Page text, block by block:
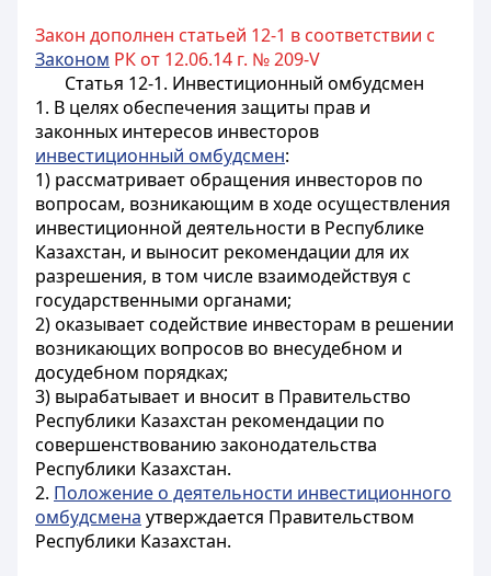
Закон дополнен статьей 12-1 в соответствии с
Законом РК от 12.06.14 г. № 209-V
Статья 12-1. Инвестиционный омбудсмен
1. В целях обеспечения защиты прав и
законных интересов инвесторов
инвестиционный омбудсмен:
1) рассматривает обращения инвесторов по
вопросам, возникающим в ходе осуществления
инвестиционной деятельности в Республике
Казахстан, и выносит рекомендации для их
разрешения, в том числе взаимодействуя с
государственными органами;
2) оказывает содействие инвесторам в решении
возникающих вопросов во внесудебном и
досудебном порядках;
3) вырабатывает и вносит в Правительство
Республики Казахстан рекомендации по
совершенствованию законодательства
Республики Казахстан.
2. Положение о деятельности инвестиционного
омбудсмена утверждается Правительством
Республики Казахстан.